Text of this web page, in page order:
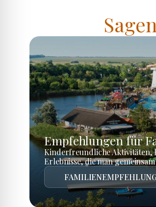
Empfehlungen für
Kinderfreundliche Aktivitäten,
Erlebnisse, die man